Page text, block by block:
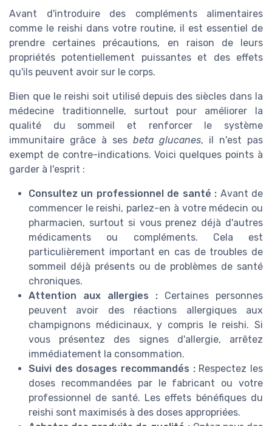
Avant d'introduire des compléments alimentaires
comme le reishi dans votre routine, il est essentiel de
prendre certaines précautions, en raison de leurs
propriétés potentiellement puissantes et des effets
qu'ils peuvent avoir sur le corps.
Bien que le reishi soit utilisé depuis des siècles dans la
médecine traditionnelle, surtout pour améliorer la
qualité du sommeil et renforcer le système
immunitaire grâce à ses beta glucanes, il n'est pas
exempt de contre-indications. Voici quelques points à
garder à l'esprit :
Consultez un professionnel de santé : Avant de
commencer le reishi, parlez-en à votre médecin ou
pharmacien, surtout si vous prenez déjà d'autres
médicaments ou compléments. Cela est
particulièrement important en cas de troubles de
sommeil déjà présents ou de problèmes de santé
chroniques.
Attention aux allergies : Certaines personnes
peuvent avoir des réactions allergiques aux
champignons médicinaux, y compris le reishi. Si
vous présentez des signes d'allergie, arrêtez
immédiatement la consommation.
Suivi des dosages recommandés :Respectez les
doses recommandées par le fabricant ou votre
professionnel de santé. Les effets bénéfiques du
reishi sont maximisés à des doses appropriées.